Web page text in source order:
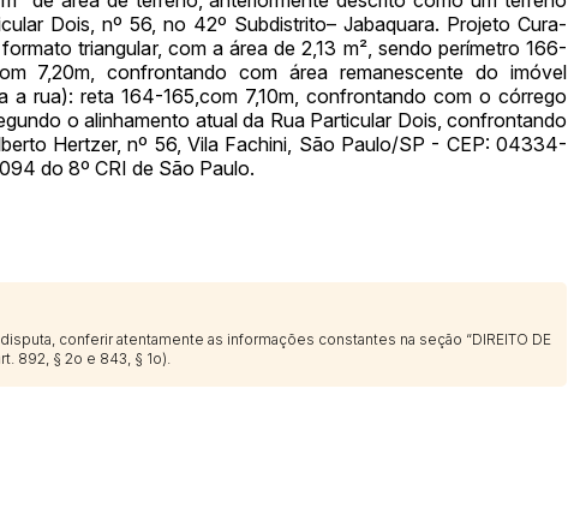
Dois, nº 56, no 42º Subdistrito– Jabaquara. Projeto Cura-
triangular, com a área de 2,13 m², sendo perímetro 166-
7,20m, confrontando com área remanescente do imóvel
a rua): reta 164-165,com 7,10m, confrontando com o córrego
o alinhamento atual da Rua Particular Dois, confrontando
Hertzer, nº 56, Vila Fachini, São Paulo/SP - CEP: 04334-
do 8º CRI de São Paulo.
conferir atentamente as informações constantes na seção “DIREITO DE
892, § 2o e 843, § 1o).
14/04/2025 18:43:11 TIAGOFELIPE